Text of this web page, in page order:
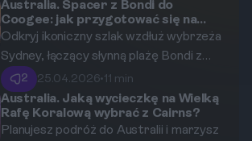
Australia. Spacer z Bondi do
Coogee: jak przygotować się na
najpiękniejszy szlak w Sydney?
Odkryj ikoniczny szlak wzdłuż wybrzeża
Sydney, łączący słynną plażę Bondi z
uroczą Coogee. Ten przewodnik krok
po kroku pomoże Ci przygotować się
na niezapomnianą wędrówkę pełną
spektakularnych widoków, ukrytych
2 25.04.2026•11 min
Australia. Jaką wycieczkę na Wielką
Rafę Koralową wybrać z Cairns?
Planujesz podróż do Australii i marzysz